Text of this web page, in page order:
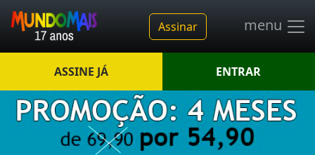
Assinar menu
ASSINE JÁ ENTRAR